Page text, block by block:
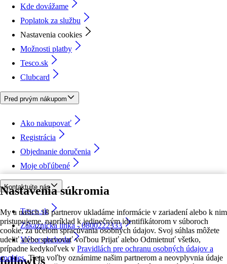
Nastavenia súkromia
My a našich 18 partnerov ukladáme informácie v zariadení alebo k nim
pristupujeme, napríklad k jedinečným identifikátorom v súboroch
cookie, za účelom spracúvania osobných údajov. Svoj súhlas môžete
udeliť alebo spravovať voľbou Prijať alebo Odmietnuť všetko,
prípadne kedykoľvek v Pravidlách pre ochranu osobných údajov a
cookies. Tieto voľby oznámime našim partnerom a neovplyvnia údaje
Kde dovážame
Poplatok za službu
Nastavenia cookies
Možnosti platby
Tesco.sk
Clubcard
Pred prvým nákupom
Ako nakupovať
Registrácia
Objednanie doručenia
Moje obľúbené
Kontaktujte nás
Tesco.sk
Zákaznícka linka - 0800222333
Výber obchodu
followUs